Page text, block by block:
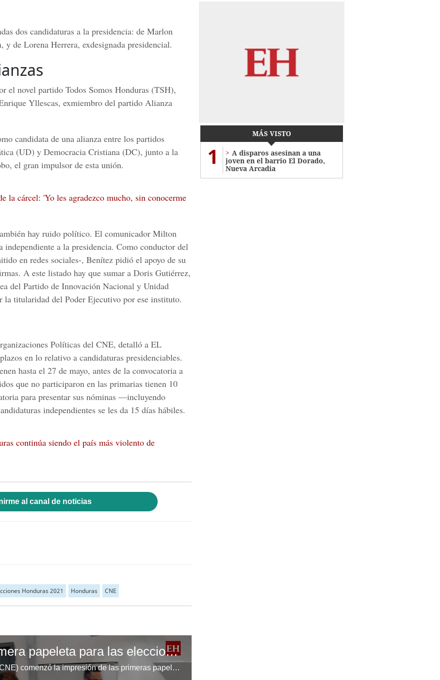
dos candidaturas a la presidencia: de Marlon
y de Lorena Herrera, exdesignada presidencial.
el novel partido Todos Somos Honduras (TSH),
Yllescas, exmiembro del partido Alianza
candidata de una alianza entre los partidos
(UD) y Democracia Cristiana (DC), junto a la
el gran impulsor de esta unión.
la cárcel: 'Yo les agradezco mucho, sin conocerme
hay ruido político. El comunicador Milton
independiente a la presidencia. Como conductor del
en redes sociales-, Benítez pidió el apoyo de su
A este listado hay que sumar a Doris Gutiérrez,
del Partido de Innovación Nacional y Unidad
la titularidad del Poder Ejecutivo por ese instituto.
Políticas del CNE, detalló a EL
en lo relativo a candidaturas presidenciables.
hasta el 27 de mayo, antes de la convocatoria a
que no participaron en las primarias tienen 10
para presentar sus nóminas —incluyendo
independientes se les da 15 días hábiles.
continúa siendo el país más violento de
al canal de noticias
Honduras 2021 Honduras CNE
CNE imprime la primera papeleta para las elecciones generales 2025 en Honduras
El Consejo Nacional Electoral (CNE) comenzó la impresión de las primeras papeletas electorales rumbo a las elecciones generales 2025 en Honduras, marcando el inicio oficial del proceso democrático.
MÁS VISTO
1
A disparos asesinan a una
joven en el barrio El Dorado,
Nueva Arcadia